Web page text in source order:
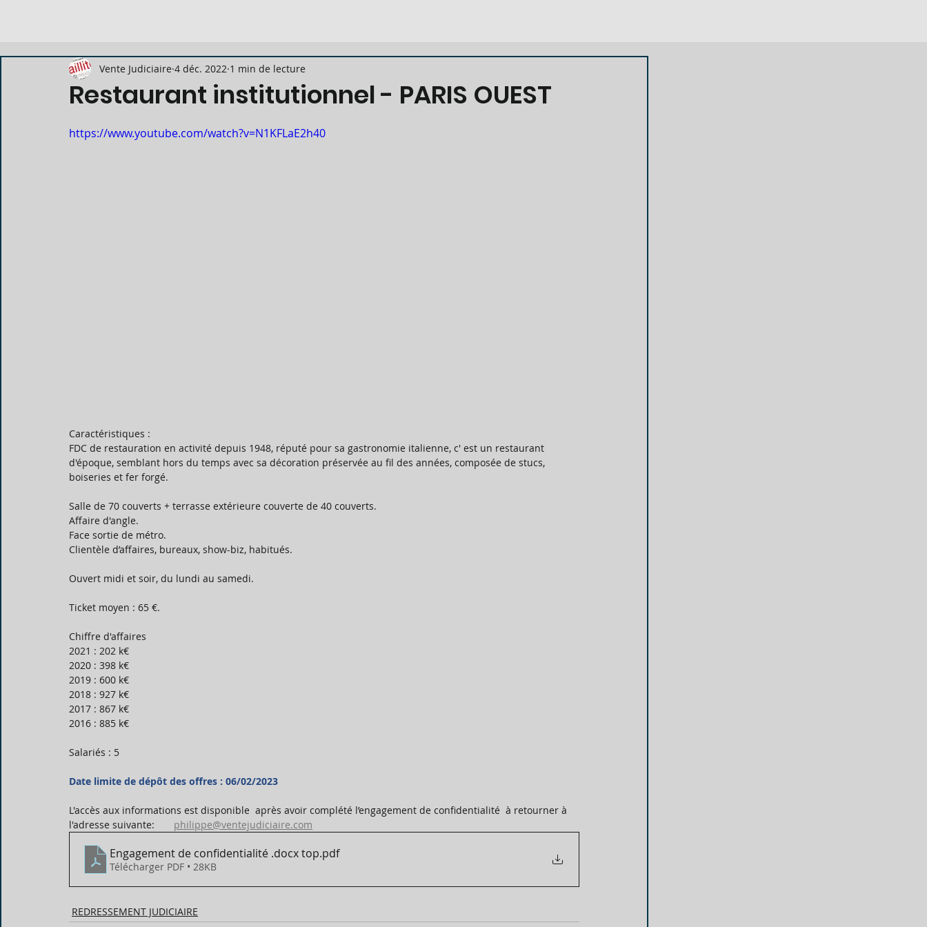
Restaurant institutionnel - PARIS OUEST
Vente Judiciaire 4 déc. 2022 1 min de lecture
https://www.youtube.com/watch?v=N1KFLaE2h40
Caractéristiques :
FDC de restauration en activité depuis 1948, réputé pour sa gastronomie italienne, c' est un restaurant
d'époque, semblant hors du temps avec sa décoration préservée au fil des années, composée de stucs,
boiseries et fer forgé.
Salle de 70 couverts + terrasse extérieure couverte de 40 couverts.
Affaire d'angle.
Face sortie de métro.
Clientèle d’affaires, bureaux, show-biz, habitués.
Ouvert midi et soir, du lundi au samedi.
Ticket moyen : 65 €.
Chiffre d'affaires
2021 : 202 k€
2020 : 398 k€
2019 : 600 k€
2018 : 927 k€
2017 : 867 k€
2016 : 885 k€
Salariés : 5
Date limite de dépôt des offres : 06/02/2023
L'accès aux informations est disponible  après avoir complété l’engagement de confidentialité  à retourner à
l'adresse suivante: philippe@ventejudiciaire.com
Engagement de confidentialité .docx top.pdf
Télécharger PDF • 28KB
REDRESSEMENT JUDICIAIRE